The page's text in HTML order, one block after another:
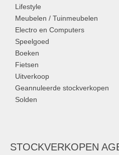
Lifestyle
Meubelen / Tuinmeubelen
Electro en Computers
Speelgoed
Boeken
Fietsen
Uitverkoop
Geannuleerde stockverkopen
Solden
STOCKVERKOPEN